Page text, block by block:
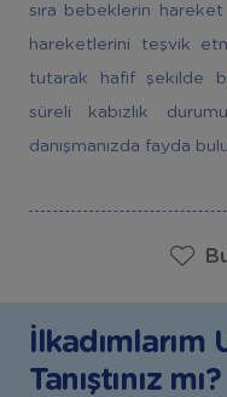
sıra bebeklerin hareket
hareketlerini teşvik
tutarak hafif şekilde
süreli kabızlık
danışmanızda fayda
İlkadımlarım
Tanıştınız mı?